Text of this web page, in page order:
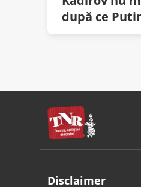
după ce
are geam la
Disclaimer